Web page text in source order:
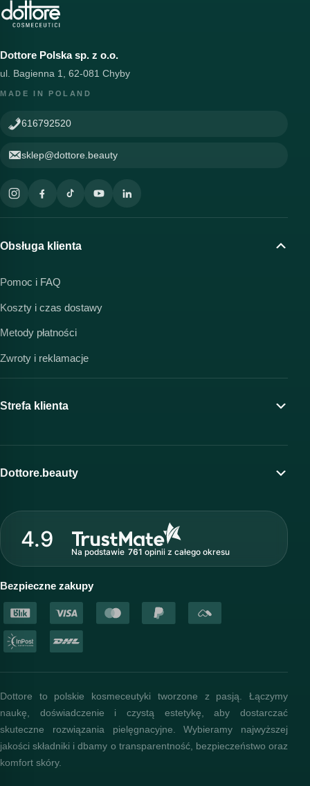
Dottore Polska sp. z o.o.
ul. Bagienna 1, 62-081 Chyby
MADE IN POLAND
616792520
sklep@dottore.beauty
Obsługa klienta
Pomoc i FAQ
Koszty i czas dostawy
Metody płatności
Zwroty i reklamacje
Strefa klienta
Moje konto
Program lojalnościowy
Strefa profesjonalisty
Dottore.beauty
O marce Dottore
Nasz zespół
Akademia i szkolenia
Baza wiedzy
4.9
Na podstawie 761 opinii z całego okresu
Bezpieczne zakupy
Dottore to polskie kosmeceutyki tworzone z pasją. Łączymy
naukę, doświadczenie i czystą estetykę, aby dostarczać
skuteczne rozwiązania pielęgnacyjne. Wybieramy najwyższej
jakości składniki i dbamy o transparentność, bezpieczeństwo oraz
komfort skóry.